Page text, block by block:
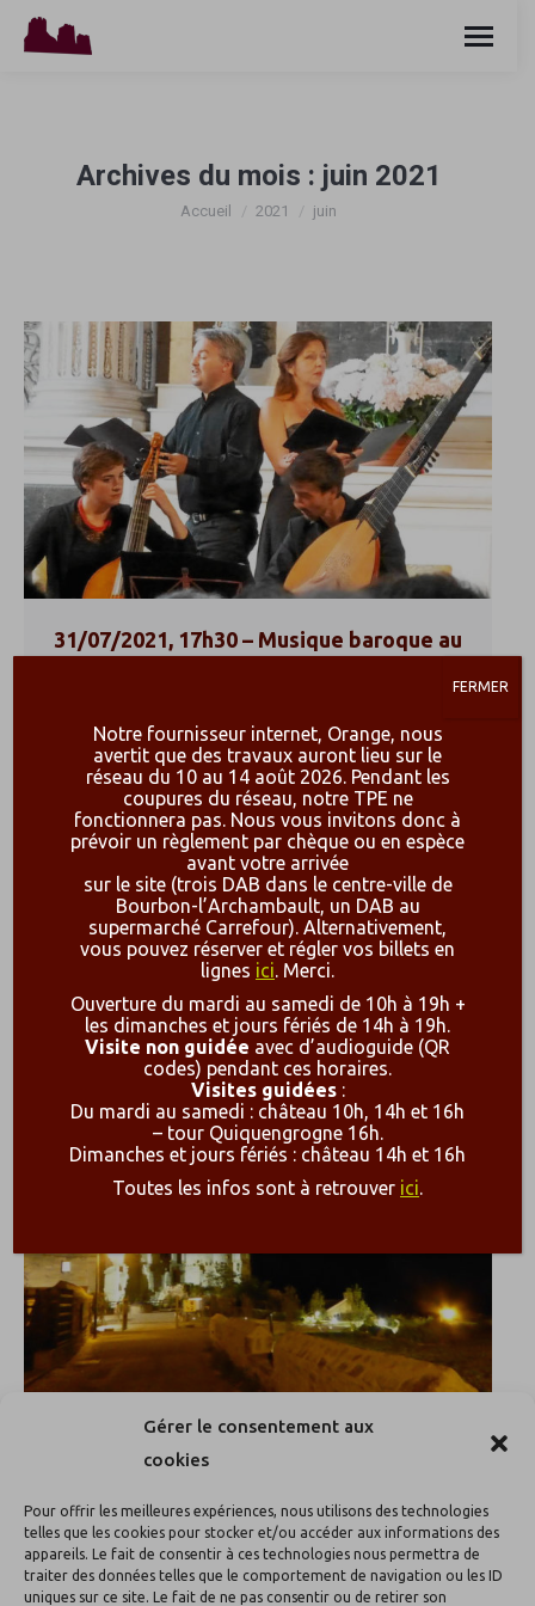
Gérer le consentement aux
cookies
Pour offrir les meilleures expériences, nous utilisons des technologies
telles que les cookies pour stocker et/ou accéder aux informations des
appareils. Le fait de consentir à ces technologies nous permettra de
traiter des données telles que le comportement de navigation ou les ID
uniques sur ce site. Le fait de ne pas consentir ou de retirer son
Archives du mois : juin 2021
Vous êtes ici :
Accueil 2021 juin
31/07/2021, 17h30 – Musique baroque au
Créé sous l’impulsion de Bruno le Levreur,
entouré de Julie Dessaint à la viole de gambe
et de Pierre Rinderknecht au théorbe,
l’ensemble CARA SPOSA voit le jour en 2013 et
présente depuis différents programmes
comme « Le Cœur des Femmes » ou «
Remember ».Le concert proposé au Château de
Bourbon ce 31 juillet…
Visites nocturnes : 19/08, 27/08 et
Actualité ,Evénements Parcarolebenoit 21 juin 2021
A la fin de l’été, le château de Bourbon ouvre
Notre fournisseur internet, Orange, nous
avertit que des travaux auront lieu sur le
réseau du 10 au 14 août 2026. Pendant les
coupures du réseau, notre TPE ne
fonctionnera pas. Nous vous invitons donc à
prévoir un règlement par chèque ou en espèce
avant votre arrivée
sur le site (trois DAB dans le centre-ville de
Bourbon-l’Archambault, un DAB au
supermarché Carrefour). Alternativement,
vous pouvez réserver et régler vos billets en
lignes ici . Merci.
Ouverture du mardi au samedi de 10h à 19h +
les dimanches et jours fériés de 14h à 19h.
Visite non guidée avec d’audioguide (QR
codes) pendant ces horaires.
Visites guidées:
Du mardi au samedi : château 10h, 14h et 16h
– tour Quiquengrogne 16h.
Dimanches et jours fériés : château 14h et 16h
Toutes les infos sont à retrouver ici
FERMER